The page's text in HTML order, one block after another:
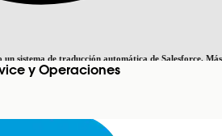
sistema de traducción automática de Salesforce. Más
Ahora no
y Operaciones